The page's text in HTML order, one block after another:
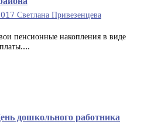
Светлана Привезенцева
пенсионные накопления в виде
дошкольного работника